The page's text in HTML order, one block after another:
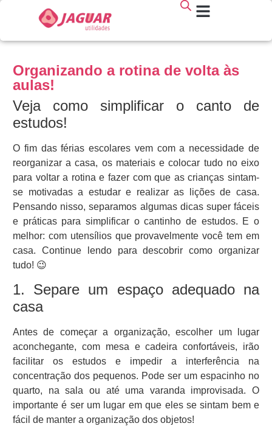
Organizando a rotina de volta às
aulas!
Veja como simplificar o canto de
estudos!
O fim das férias escolares vem com a necessidade de
reorganizar a casa, os materiais e colocar tudo no eixo
para voltar a rotina e fazer com que as crianças sintam-
se motivadas a estudar e realizar as lições de casa.
Pensando nisso, separamos algumas dicas super fáceis
e práticas para simplificar o cantinho de estudos. E o
melhor: com utensílios que provavelmente você tem em
casa. Continue lendo para descobrir como organizar
tudo! 😉
1. Separe um espaço adequado na
casa
Antes de começar a organização, escolher um lugar
aconchegante, com mesa e cadeira confortáveis, irão
facilitar os estudos e impedir a interferência na
concentração dos pequenos. Pode ser um espacinho no
quarto, na sala ou até uma varanda improvisada. O
importante é ser um lugar em que eles se sintam bem e
fácil de manter a organização dos objetos!